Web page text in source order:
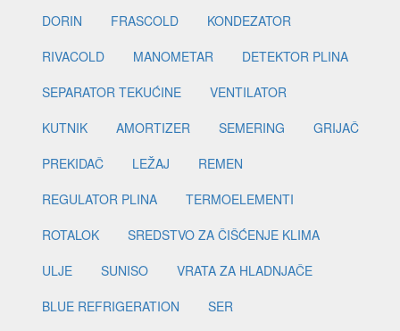
DORIN
FRASCOLD
KONDEZATOR
RIVACOLD
MANOMETAR
DETEKTOR PLINA
SEPARATOR TEKUĆINE
VENTILATOR
KUTNIK
AMORTIZER SEMERING
GRIJAČ
PREKIDAČ
LEŽAJ
REMEN
REGULATOR PLINA
TERMOELEMENTI
ROTALOK
SREDSTVO ZA ČIŠĆENJE KLIMA
ULJE
SUNISO
VRATA ZA HLADNJAČE
BLUE REFRIGERATION
SER